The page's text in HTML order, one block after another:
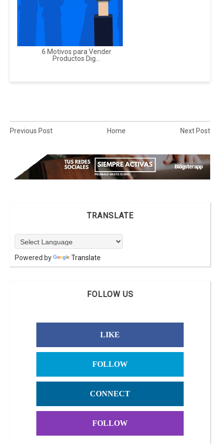
6 Motivos para Vender
Productos Dig...
Previous Post Home Next Post
TRANSLATE
Powered by Translate
FOLLOW US
LIKE
FOLLOW
CONNECT
FOLLOW